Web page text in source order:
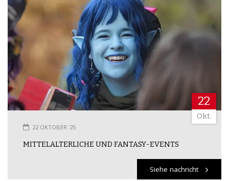
22
Okt.
22 OKTOBER '25
MITTELALTERLICHE UND FANTASY-EVENTS
Siehe nachricht